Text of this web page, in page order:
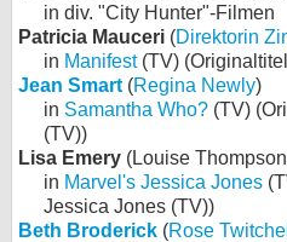
in div. "City Hunter"-Filmen
Patricia Mauceri (Direktorin
in Manifest(TV)
Jean Smart (Regina Newly)
in Samantha Who? (TV)
(TV))
Lisa Emery (Louise
in Marvel's Jessica Jones
Jessica Jones (TV))
Beth Broderick (Rose Twitchell